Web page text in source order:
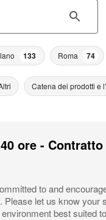
133 Roma 74
Catena dei prodotti e
ore -
to and
Please let us know
best suited